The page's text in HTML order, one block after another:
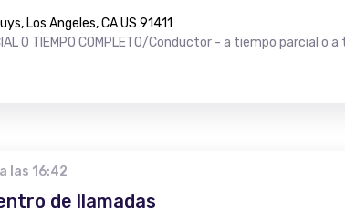
Los Angeles, CA US 91411
O TIEMPO COMPLETO/Conductor - a tiempo parcial o
las 16:42
de llamadas